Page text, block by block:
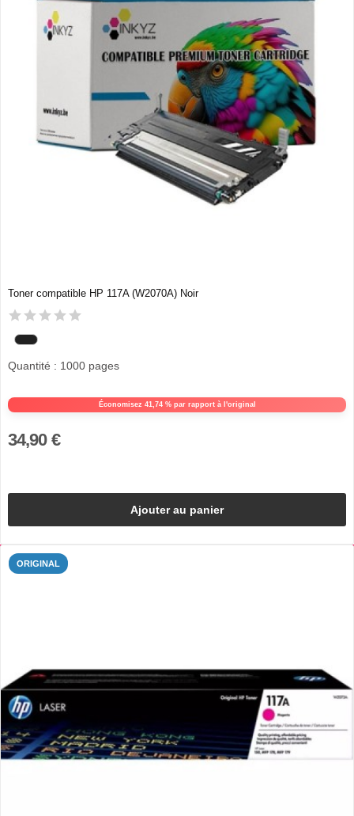
Toner compatible HP 117A (W2070A) Noir
Économisez 41,74 % par rapport à l'original
Quantité : 1000 pages
34,90 €
Ajouter au panier
ORIGINAL